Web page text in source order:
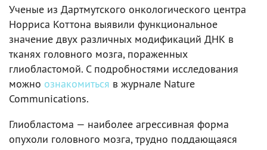
Ученые из Дартмутского онкологического центра
Норриса Коттона выявили функциональное
значение двух различных модификаций ДНК в
тканях головного мозга, пораженных
глиобластомой. С подробностями исследования
можно ознакомиться в журнале Nature
Communications.
Глиобластома — наиболее агрессивная форма
опухоли головного мозга, трудно поддающаяся